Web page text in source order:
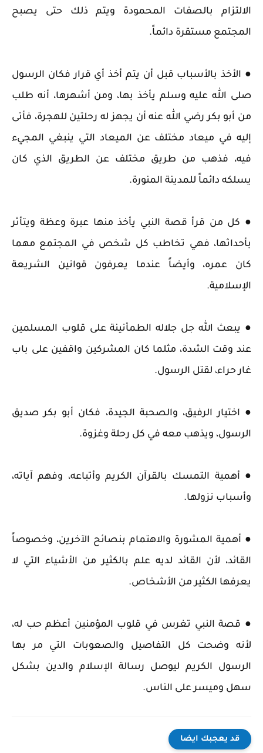
الالتزام بالصفات المحمودة ويتم ذلك حتى يصبح
المجتمع مستقرة دائماً.
● الأخذ بالأسباب قبل أن يتم أخذ أي قرار فكان الرسول
صلى الله عليه وسلم يأخذ بها، ومن أشهرها، أنه طلب
من أبو بكر رضي الله عنه أن يجهز له رحلتين للهجرة، فأتى
إليه في ميعاد مختلف عن الميعاد التي ينبغي المجيء
فيه، فذهب من طريق مختلف عن الطريق الذي كان
يسلكه دائماً للمدينة المنورة.
● كل من قرأ قصة النبي يأخذ منها عبرة وعظة ويتأثر
بأحداثها، فهي تخاطب كل شخص في المجتمع مهما
كان عمره، وأيضاً عندما يعرفون قوانين الشريعة
الإسلامية.
● يبعث الله جل جلاله الطمأنينة على قلوب المسلمين
عند وقت الشدة، مثلما كان المشركين واقفين على باب
غار حراء، لقتل الرسول.
● اختيار الرفيق، والصحبة الجيدة، فكان أبو بكر صديق
الرسول، ويذهب معه في كل رحلة وغزوة.
● أهمية التمسك بالقرآن الكريم وأتباعه، وفهم آياته،
وأسباب نزولها.
● أهمية المشورة والاهتمام بنصائح الآخرين، وخصوصاً
القائد، لأن القائد لديه علم بالكثير من الأشياء التي لا
يعرفها الكثير من الأشخاص.
● قصة النبي تغرس في قلوب المؤمنين أعظم حب له،
لأنه وضحت كل التفاصيل والصعوبات التي مر بها
الرسول الكريم ليوصل رسالة الإسلام والدين بشكل
سهل وميسر على الناس.
قد يعجبك ايضا